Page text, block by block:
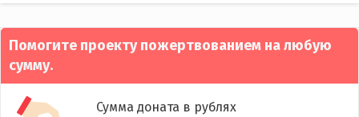
Помогите проекту пожертвованием на любую
сумму.
Сумма доната в рублях